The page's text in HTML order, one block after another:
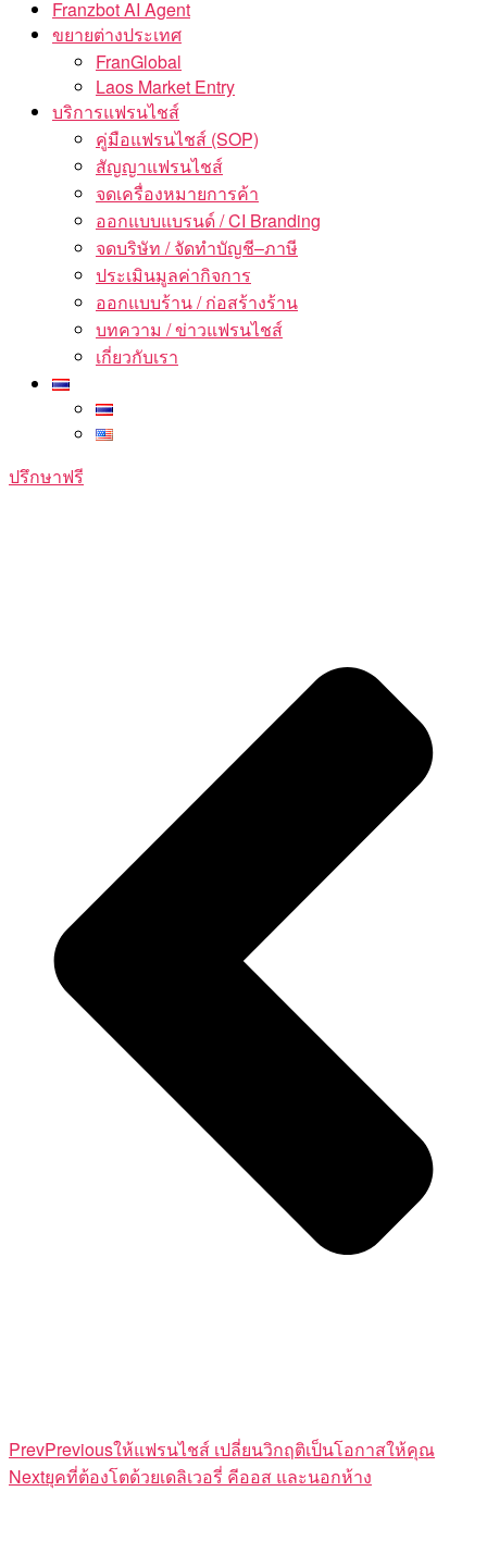
Franzbot AI Agent
ขยายต่างประเทศ
FranGlobal
Laos Market Entry
บริการแฟรนไชส์
คู่มือแฟรนไชส์ (SOP)
สัญญาแฟรนไชส์
จดเครื่องหมายการค้า
ออกแบบแบรนด์ / CI Branding
จดบริษัท / จัดทำบัญชี–ภาษี
ประเมินมูลค่ากิจการ
ออกแบบร้าน / ก่อสร้างร้าน
บทความ / ข่าวแฟรนไชส์
เกี่ยวกับเรา
ปรึกษาฟรี
PrevPreviousให้แฟรนไชส์ เปลี่ยนวิกฤติเป็นโอกาสให้คุณ
Nextยุคที่ต้องโตด้วยเดลิเวอรี่ คีออส และนอกห้าง